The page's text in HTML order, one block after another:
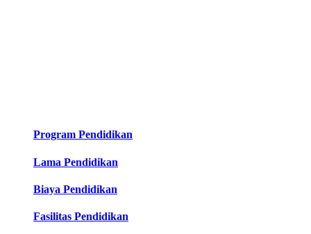
Program Pendidikan
Lama Pendidikan
Biaya Pendidikan
Fasilitas Pendidikan